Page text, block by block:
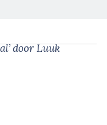
door Luuk